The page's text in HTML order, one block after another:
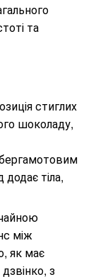
та
стиглих
шоколаду,
тіла,
між
як має
з